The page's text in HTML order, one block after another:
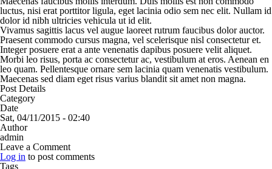
luctus, nisi erat porttitor ligula, eget lacinia odio sem nec elit. Nullam id
dolor id nibh ultricies vehicula ut id elit.
Vivamus sagittis lacus vel augue laoreet rutrum faucibus dolor auctor.
Praesent commodo cursus magna, vel scelerisque nisl consectetur et.
Integer posuere erat a ante venenatis dapibus posuere velit aliquet.
Morbi leo risus, porta ac consectetur ac, vestibulum at eros. Aenean en
leo quam. Pellentesque ornare sem lacinia quam venenatis vestibulum.
Maecenas sed diam eget risus varius blandit sit amet non magna.
Post Details
Category
Date
Sat, 04/11/2015 - 02:40
Author
admin
Leave a Comment
Log in to post comments
Tags